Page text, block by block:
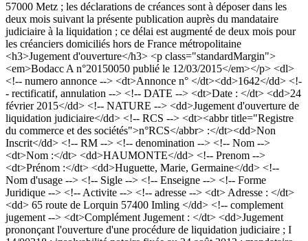
57000 Metz ; les déclarations de créances sont à déposer dans les
deux mois suivant la présente publication auprès du mandataire
judiciaire à la liquidation ; ce délai est augmenté de deux mois pour
les créanciers domiciliés hors de France métropolitaine
<h3>Jugement d'ouverture</h3> <p class="standardMargin">
<em>Bodacc A n°20150050 publié le 12/03/2015</em></p> <dl>
<!-- numero annonce --> <dt>Annonce n° </dt><dd>1642</dd> <!-
- rectificatif, annulation --> <!-- DATE --> <dt>Date : </dt> <dd>24
février 2015</dd> <!-- NATURE --> <dd>Jugement d'ouverture de
liquidation judiciaire</dd> <!-- RCS --> <dt><abbr title="Registre
du commerce et des sociétés">n°RCS</abbr> :</dt><dd>Non
Inscrit</dd> <!-- RM --> <!-- denomination --> <!-- Nom -->
<dt>Nom :</dt> <dd>HAUMONTE</dd> <!-- Prenom -->
<dt>Prénom :</dt> <dd>Huguette, Marie, Germaine</dd> <!--
Nom d'usage --> <!-- Sigle --> <!-- Enseigne --> <!-- Forme
Juridique --> <!-- Activite --> <!-- adresse --> <dt> Adresse : </dt>
<dd> 65 route de Lorquin 57400 Imling </dd> <!-- complement
jugement --> <dt>Complément Jugement : </dt> <dd>Jugement
prononçant l'ouverture d'une procédure de liquidation judiciaire ; I